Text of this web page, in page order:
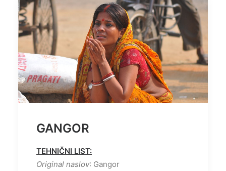
GANGOR
TEHNIČNI LIST:
Original naslov: Gangor